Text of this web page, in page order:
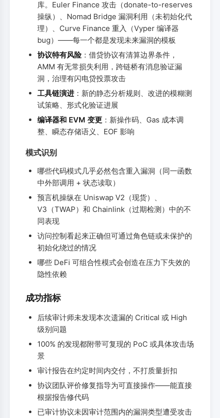
库。Euler Finance 攻击（donate-to-reserves
操纵）、Nomad Bridge 漏洞利用（未初始化代
理）、Curve Finance 重入（Vyper 编译器
bug）——每一个都是发现未来漏洞的模板
协议特有风险：借贷协议有清算边界条件，
AMM 有无常损失利用，跨链桥有消息验证漏
洞，治理有闪电贷投票攻击
工具链演进 ：新的静态分析规则、改进的模糊测
试策略、形式化验证进展
编译器和 EVM 变更 ：新操作码、Gas 成本调
整、瞬态存储语义、EOF 影响
模式识别
哪些代码模式几乎必然包含重入漏洞（同一函数
中外部调用 + 状态读取）
预言机操纵在 Uniswap V2（现货）、
V3（TWAP）和 Chainlink（过期检测）中的不
同表现
访问控制看起来正确但可通过角色链或未保护的
初始化绕过的情况
哪些 DeFi 可组合性模式会创造在压力下失效的
隐性依赖
成功指标
后续审计师未发现本次遗漏的 Critical 或 High
级别问题
100% 的发现都附带可复现的 PoC 或具体攻击场
景
审计报告在约定时间内交付，不打质量折扣
协议团队评价修复指导为可直接操作——能直接
根据报告修代码
已审计协议未因审计范围内的漏洞类型遭受攻击